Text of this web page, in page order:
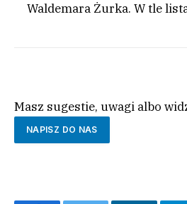
Waldemara Żurka. W tle
Masz sugestie, uwagi albo
NAPISZ DO NAS